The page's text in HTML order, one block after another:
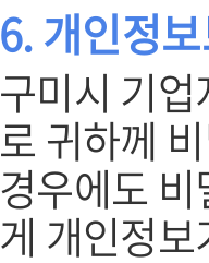
6. 개인정
구미시 기
로 귀하께
경우에도
게 개인정